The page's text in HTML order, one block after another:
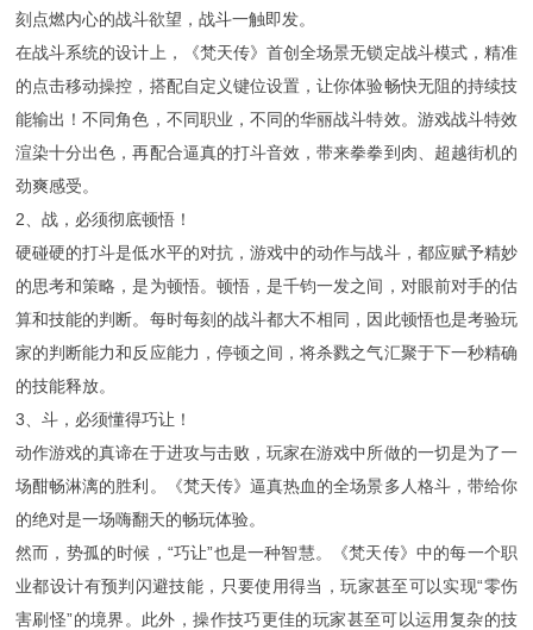
刻点燃内心的战斗欲望，战斗一触即发。
在战斗系统的设计上，《梵天传》首创全场景无锁定战斗模式，精准
的点击移动操控，搭配自定义键位设置，让你体验畅快无阻的持续技
能输出！不同角色，不同职业，不同的华丽战斗特效。游戏战斗特效
渲染十分出色，再配合逼真的打斗音效，带来拳拳到肉、超越街机的
劲爽感受。
2、战，必须彻底顿悟！
硬碰硬的打斗是低水平的对抗，游戏中的动作与战斗，都应赋予精妙
的思考和策略，是为顿悟。顿悟，是千钧一发之间，对眼前对手的估
算和技能的判断。每时每刻的战斗都大不相同，因此顿悟也是考验玩
家的判断能力和反应能力，停顿之间，将杀戮之气汇聚于下一秒精确
的技能释放。
3、斗，必须懂得巧让！
动作游戏的真谛在于进攻与击败，玩家在游戏中所做的一切是为了一
场酣畅淋漓的胜利。《梵天传》逼真热血的全场景多人格斗，带给你
的绝对是一场嗨翻天的畅玩体验。
然而，势孤的时候，“巧让”也是一种智慧。《梵天传》中的每一个职
业都设计有预判闪避技能，只要使用得当，玩家甚至可以实现“零伤
害刷怪”的境界。此外，操作技巧更佳的玩家甚至可以运用复杂的技